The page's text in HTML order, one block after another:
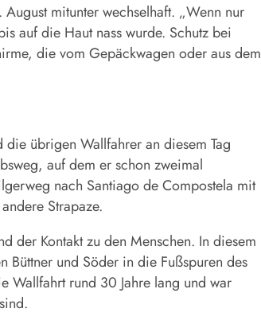
mitunter wechselhaft. „Wenn nur
auf die Haut nass wurde. Schutz bei
die vom Gepäckwagen oder aus dem
die übrigen Wallfahrer an diesem Tag
auf dem er schon zweimal
nach Santiago de Compostela mit
Strapaze.
der Kontakt zu den Menschen. In diesem
Büttner und Söder in die Fußspuren des
Wallfahrt rund 30 Jahre lang und war